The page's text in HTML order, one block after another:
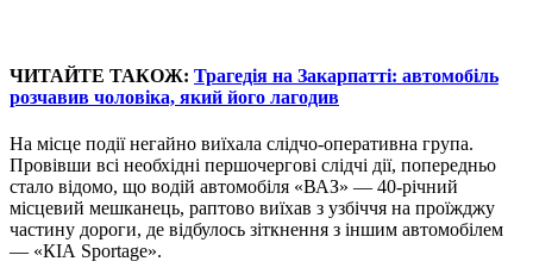
ЧИТАЙТЕ ТАКОЖ: Трагедія на Закарпатті: автомобіль
розчавив чоловіка, який його лагодив
На місце події негайно виїхала слідчо-оперативна група.
Провівши всі необхідні першочергові слідчі дії, попередньо
стало відомо, що водій автомобіля «ВАЗ» — 40-річний
місцевий мешканець, раптово виїхав з узбіччя на проїжджу
частину дороги, де відбулось зіткнення з іншим автомобілем
— «КІА Sportage».